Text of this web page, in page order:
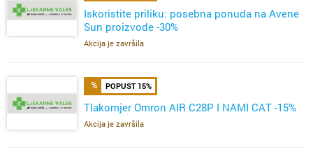
Iskoristite priliku: posebna ponuda na Avene
Sun proizvode -30%
Akcija je završila
POPUST 15%
Tlakomjer Omron AIR C28P I NAMI CAT -15%
Akcija je završila